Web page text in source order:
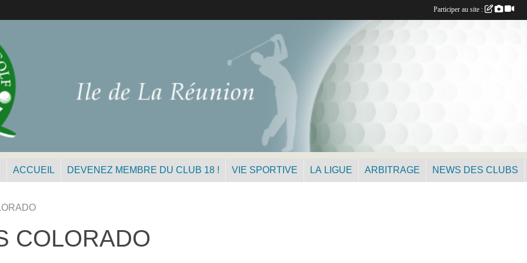
ACCUEIL DEVENEZ MEMBRE DU CLUB 18 ! VIE SPORTIVE LA LIGUE ARBITRAGE NEWS DES CLUBS
COLORADO
Participer au site :